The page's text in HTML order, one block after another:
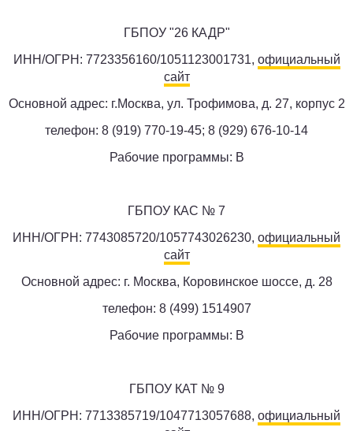
ГБПОУ "26 КАДР"
ИНН/ОГРН: 7723356160/1051123001731, официальный
сайт
Основной адрес: г.Москва, ул. Трофимова, д. 27, корпус 2
телефон: 8 (919) 770-19-45; 8 (929) 676-10-14
Рабочие программы: B
ГБПОУ КАС № 7
ИНН/ОГРН: 7743085720/1057743026230, официальный
сайт
Основной адрес: г. Москва, Коровинское шоссе, д. 28
телефон: 8 (499) 1514907
Рабочие программы: B
ГБПОУ КАТ № 9
ИНН/ОГРН: 7713385719/1047713057688, официальный